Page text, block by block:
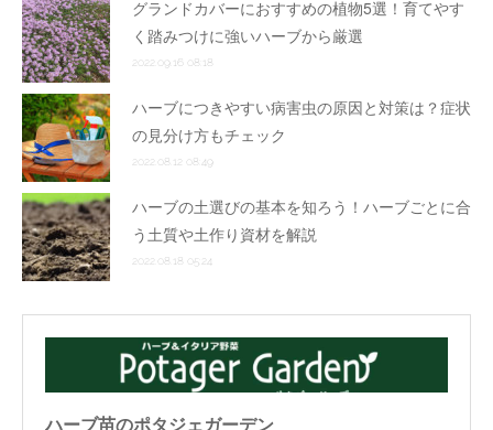
グランドカバーにおすすめの植物5選！育てやす
く踏みつけに強いハーブから厳選
2022.09.16 08:18
ハーブにつきやすい病害虫の原因と対策は？症状
の見分け方もチェック
2022.08.12 08:49
ハーブの土選びの基本を知ろう！ハーブごとに合
う土質や土作り資材を解説
2022.08.18 05:24
ハーブ苗のポタジェガーデン